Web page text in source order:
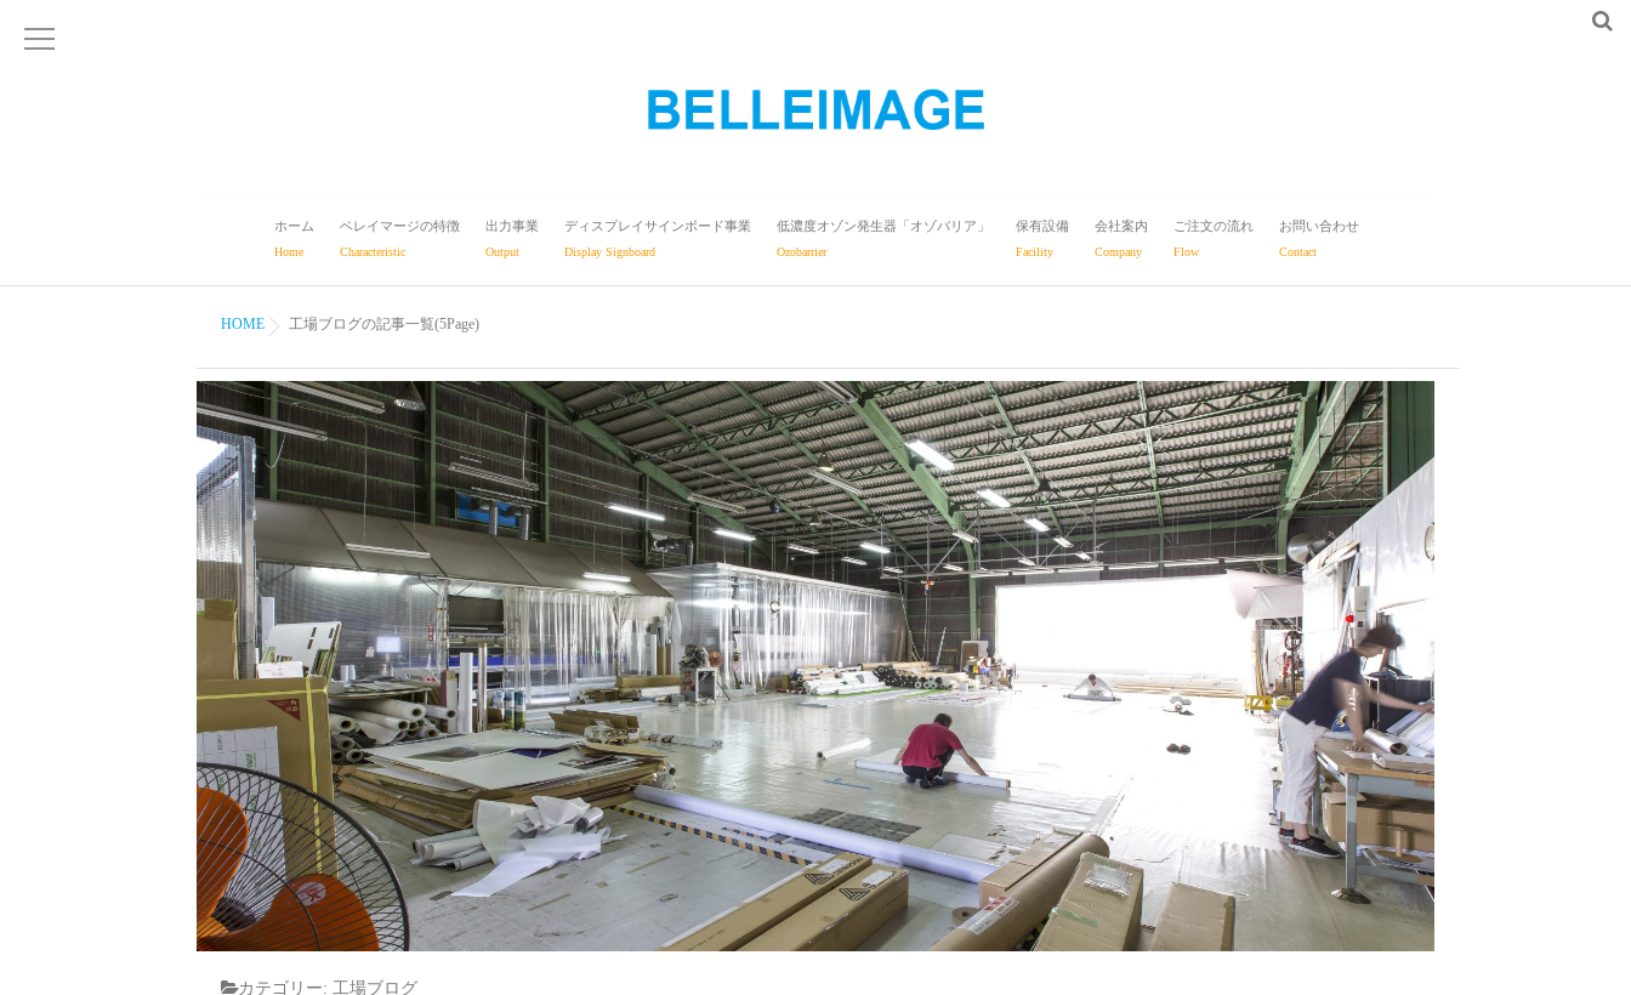
ホーム
Home
ベレイマージの特徴
Characteristic
出力事業
Output
ディスプレイサインボード事業
Display Signboard
低濃度オゾン発生器「オゾバリア」
Ozobarrier
保有設備
Facility
会社案内
Company
ご注文の流れ
Flow
お問い合わせ
Contact
HOME 工場ブログの記事一覧(5Page)
カテゴリー: 工場ブログ